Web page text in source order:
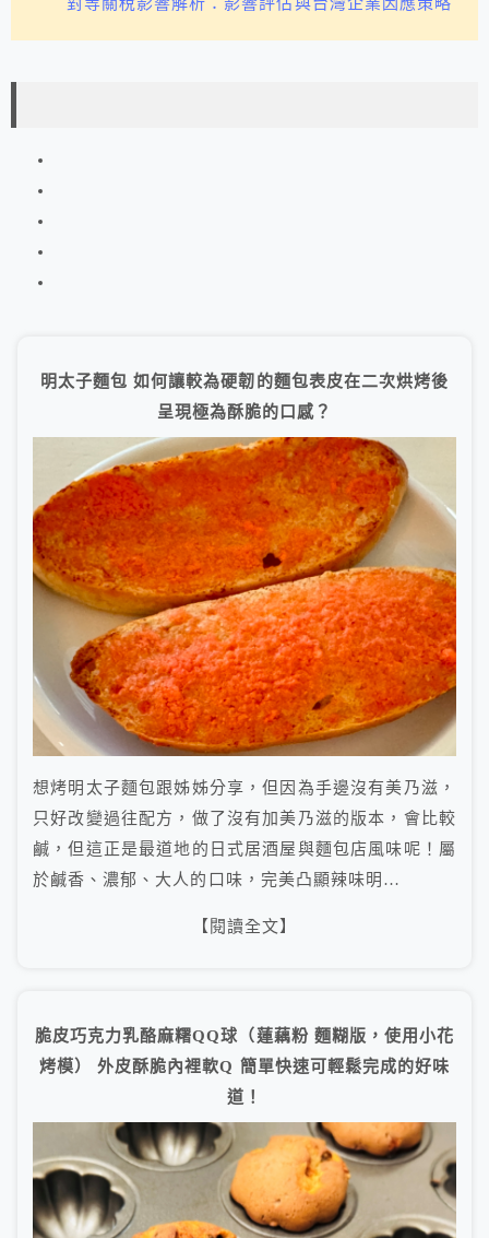
對等關稅影響解析：影響評估與台灣企業因應策略
明太子麵包 如何讓較為硬韌的麵包表皮在二次烘烤後
呈現極為酥脆的口感？
想烤明太子麵包跟姊姊分享，但因為手邊沒有美乃滋，
只好改變過往配方，做了沒有加美乃滋的版本，會比較
鹹，但這正是最道地的日式居酒屋與麵包店風味呢！屬
於鹹香、濃郁、大人的口味，完美凸顯辣味明…
【閱讀全文】
脆皮巧克力乳酪麻糬QQ球（蓮藕粉 麵糊版，使用小花
烤模） 外皮酥脆內裡軟Q 簡單快速可輕鬆完成的好味
道！